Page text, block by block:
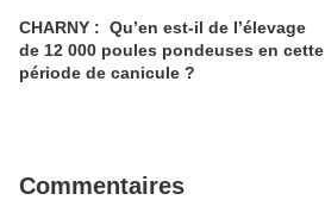
CHARNY : Qu’en est-il de l’élevage
de 12 000 poules pondeuses en cette
période de canicule ?
Commentaires